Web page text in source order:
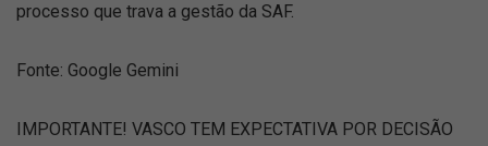
processo que trava a gestão da SAF.
Fonte: Google Gemini
IMPORTANTE! VASCO TEM EXPECTATIVA POR DECISÃO